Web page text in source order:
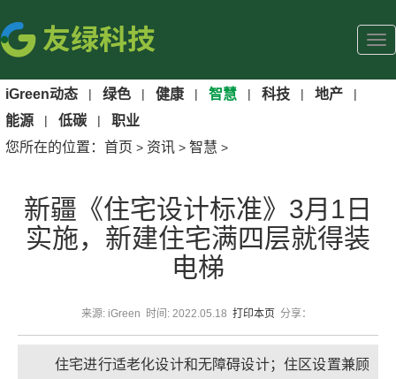
iGreen动态 | 绿色 | 健康 | 智慧 | 科技 | 地产 |
能源 | 低碳 |
职业
您所在的位置： 首页 > 资讯 > 智慧 >
新疆《住宅设计标准》3月1日
实施，新建住宅满四层就得装
电梯
来源: iGreen 时间: 2022.05.18 打印本页分享：
住宅进行适老化设计和无障碍设计；住区设置兼顾